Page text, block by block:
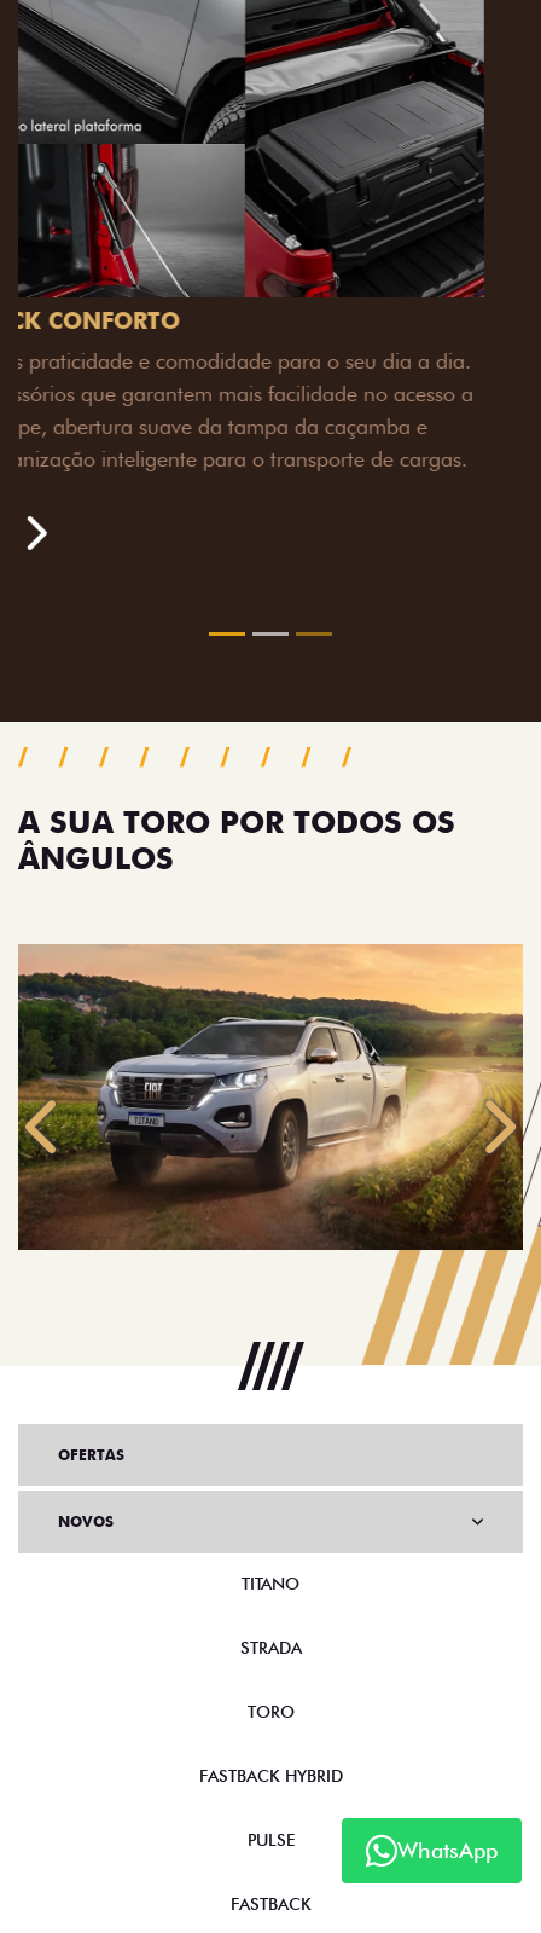
PACK OFF-ROAD
Prepare sua picape para qualquer desafio. O Pack
off-road combina engate de reboque para até 3,5
toneladas, alargadores de para-lamas e overbumper,
oferecendo mais capacidade de reboque, proteção
imponente para enfrentar qualquer terreno com
confiança.
Pack tecnologia
A SUA TORO POR TODOS OS
ÂNGULOS
Anterior
WhatsApp
OFERTAS
NOVOS
TITANO
STRADA
TORO
FASTBACK HYBRID
PULSE
FASTBACK